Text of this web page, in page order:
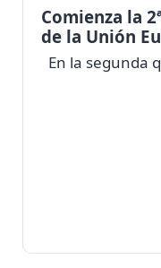
Comienza la
de la Unión
En la segunda